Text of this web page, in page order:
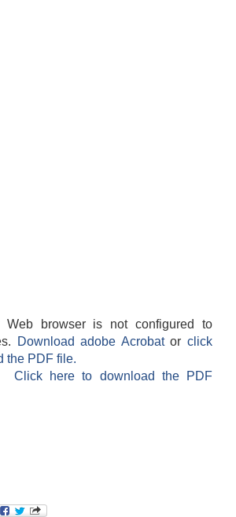
Web browser is not configured to
Download adobe Acrobatorclick
the PDF file.
Click here to download the PDF